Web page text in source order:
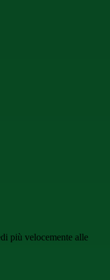
più velocemente alle